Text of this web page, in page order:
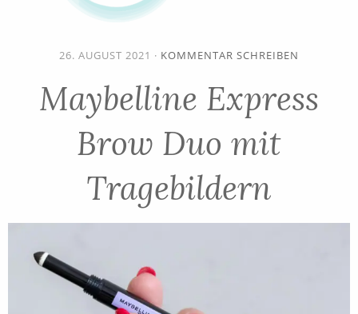
26. AUGUST 2021 · KOMMENTAR SCHREIBEN
Maybelline Express
Brow Duo mit
Tragebildern